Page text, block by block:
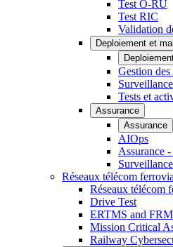
Test O-RU
Test RIC
Validation
Deploiement et
Gestion des
Tests et
Assurance
Assurance
AIOps
Assurance
Réseaux télécom
Réseaux télécom
Drive Test
ERTMS and
Mission Critical
Railway